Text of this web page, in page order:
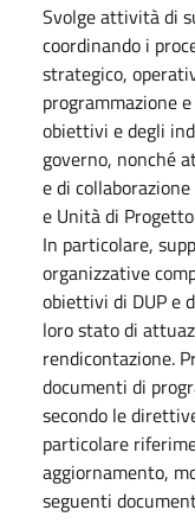
Svolge attività di
coordinando i
strategico,
programmazione
obiettivi e degli
governo, nonché
e di
e Unità di
In particolare,
organizzative
obiettivi di DUP e
loro stato di
rendicontazione.
documenti di
secondo le
particolare
aggiornamento,
seguenti